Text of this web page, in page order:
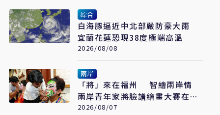
綜合
白海豚逼近中北部嚴防豪大雨
宜蘭花蓮恐現38度極端高溫
2026/08/08
兩岸
「將」來在福州 智繪兩岸情
兩岸青年家將臉譜繪畫大賽在福
州開幕
2026/08/07